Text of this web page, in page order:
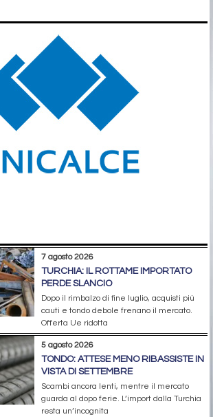
7 agosto 2026
TURCHIA: IL ROTTAME IMPORTATO
PERDE SLANCIO
Dopo il rimbalzo di fine luglio, acquisti più
cauti e tondo debole frenano il mercato.
Offerta Ue ridotta
5 agosto 2026
TONDO: ATTESE MENO RIBASSISTE IN
VISTA DI SETTEMBRE
Scambi ancora lenti, mentre il mercato
guarda al dopo ferie. L’import dalla Turchia
resta un’incognita